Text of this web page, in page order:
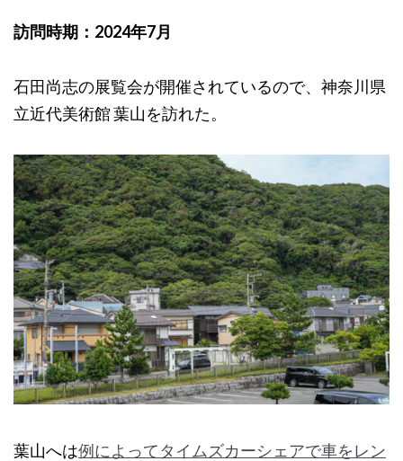
訪問時期：2024年7月
石田尚志の展覧会が開催されているので、神奈川県
立近代美術館 葉山を訪れた。
葉山へは例によってタイムズカーシェアで車をレン